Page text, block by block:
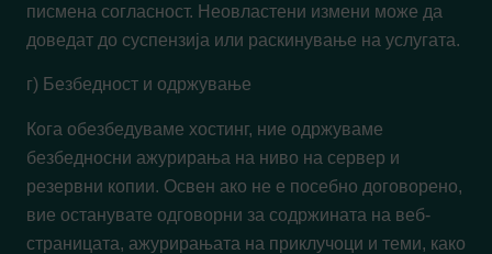
писмена согласност. Неовластени измени може да
доведат до суспензија или раскинување на услугата.
г) Безбедност и одржување
Кога обезбедуваме хостинг, ние одржуваме
безбедносни ажурирања на ниво на сервер и
резервни копии. Освен ако не е посебно договорено,
вие останувате одговорни за содржината на веб-
страницата, ажурирањата на приклучоци и теми, како